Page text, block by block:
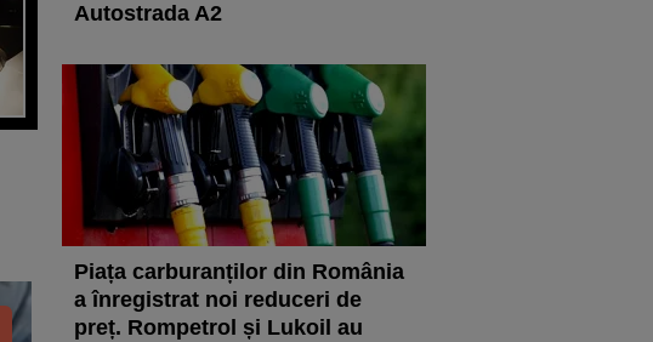
Autostrada A2
Piața carburanților din România
a înregistrat noi reduceri de
preț. Rompetrol și Lukoil au